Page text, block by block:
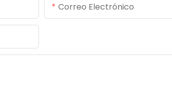
Correo Electrónico